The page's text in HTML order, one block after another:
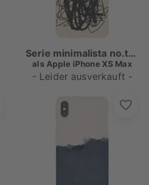
Serie minimalista no.two
als Apple iPhone XS Max
- Leider ausverkauft -